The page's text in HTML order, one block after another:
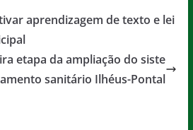
s
A
p
p
a
e
aprendizagem de texto e lei
etapa da ampliação do siste
sanitário Ilhéus-Pontal